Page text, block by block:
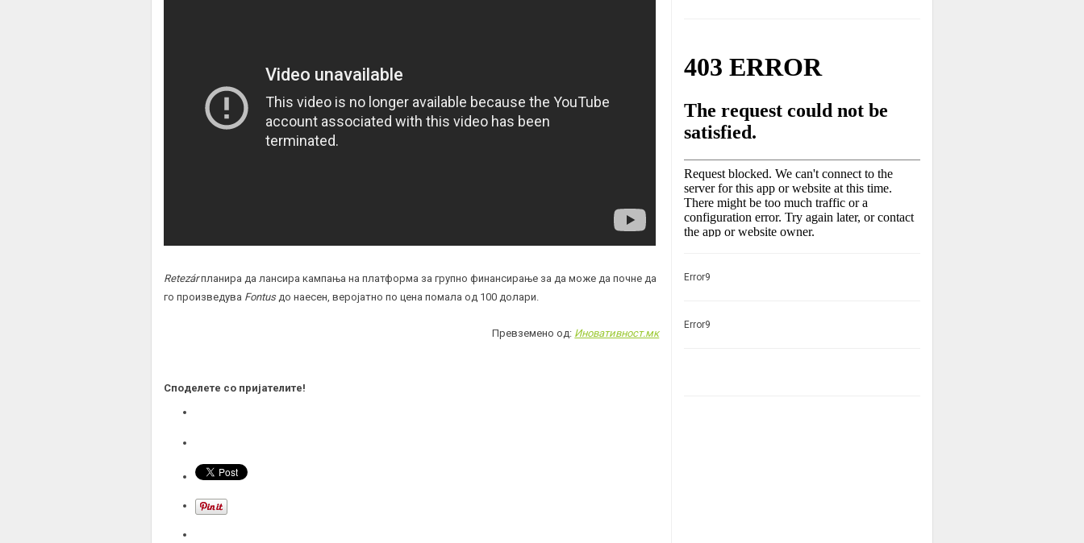
Retezárпланира да лансира кампања на платформа за групно финансирање за да може да почне да
го произведува Fontusдо наесен, веројатно по цена помала од 100 долари.
Превземено од: Иновативност.мк
Споделете со пријателите!
Error9
Error9